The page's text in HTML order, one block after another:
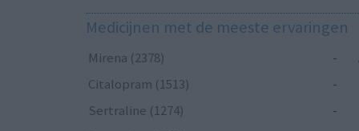
Medicijnen met de meeste ervaringen
Mirena (2378) -
Citalopram (1513)
-
Sertraline (1274)
-